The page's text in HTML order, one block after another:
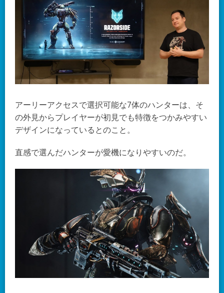
アーリーアクセスで選択可能な7体のハンターは、そ
の外見からプレイヤーが初見でも特徴をつかみやすい
デザインになっているとのこと。
直感で選んだハンターが愛機になりやすいのだ。